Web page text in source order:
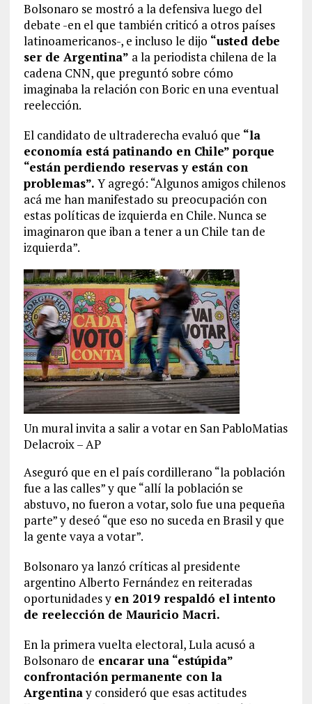
Bolsonaro se mostró a la defensiva luego del
debate -en el que también criticó a otros países
latinoamericanos-, e incluso le dijo “usted debe
ser de Argentina” a la periodista chilena de la
cadena CNN, que preguntó sobre cómo
imaginaba la relación con Boric en una eventual
reelección.
El candidato de ultraderecha evaluó que “la
economía está patinando en Chile” porque
“están perdiendo reservas y están con
problemas”. Y agregó: “Algunos amigos chilenos
acá me han manifestado su preocupación con
estas políticas de izquierda en Chile. Nunca se
imaginaron que iban a tener a un Chile tan de
izquierda”.
Un mural invita a salir a votar en San PabloMatias
Delacroix – AP
Aseguró que en el país cordillerano “la población
fue a las calles” y que “allí la población se
abstuvo, no fueron a votar, solo fue una pequeña
parte” y deseó “que eso no suceda en Brasil y que
la gente vaya a votar”.
Bolsonaro ya lanzó críticas al presidente
argentino Alberto Fernández en reiteradas
oportunidades y en 2019 respaldó el intento
de reelección de Mauricio Macri.
En la primera vuelta electoral, Lula acusó a
Bolsonaro de encarar una “estúpida”
confrontación permanente con la
Argentinay consideró que esas actitudes